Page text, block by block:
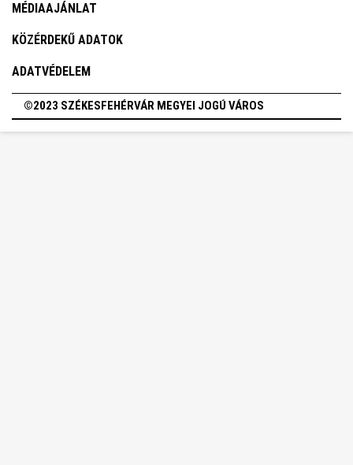
MÉDIAAJÁNLAT
KÖZÉRDEKŰ ADATOK
ADATVÉDELEM
©2023 SZÉKESFEHÉRVÁR MEGYEI JOGÚ VÁROS